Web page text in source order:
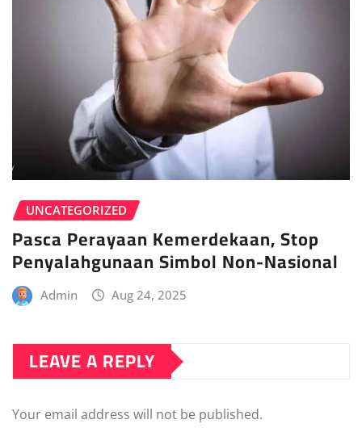
UNCATEGORIZED
Pasca Perayaan Kemerdekaan, Stop
Penyalahgunaan Simbol Non-Nasional
Admin Aug 24, 2025
LEAVE A REPLY
Your email address will not be published.